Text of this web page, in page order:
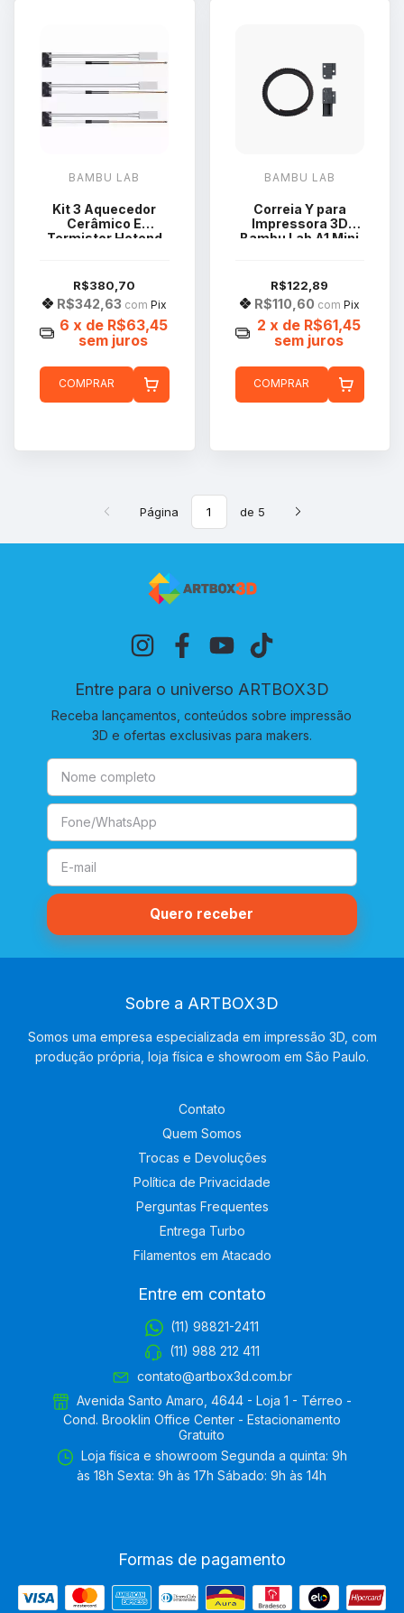
BAMBU LAB
Kit 3 Aquecedor
Cerâmico E
Termistor Hotend
R$380,70
R$342,63 com Pix
6 x de R$63,45
sem juros
COMPRAR
BAMBU LAB
Correia Y para
Impressora 3D
Bambu Lab A1 Mini
R$122,89
R$110,60 com Pix
2 x de R$61,45
sem juros
COMPRAR
Página de 5
Entre para o universo ARTBOX3D
Receba lançamentos, conteúdos sobre impressão
3D e ofertas exclusivas para makers.
Sobre a ARTBOX3D
Somos uma empresa especializada em impressão 3D, com
produção própria, loja física e showroom em São Paulo.
Contato
Quem Somos
Trocas e Devoluções
Política de Privacidade
Perguntas Frequentes
Entrega Turbo
Filamentos em Atacado
Entre em contato
(11) 98821-2411
(11) 988 212 411
contato@artbox3d.com.br
Avenida Santo Amaro, 4644 - Loja 1 - Térreo -
Cond. Brooklin Office Center - Estacionamento
Gratuito
Loja física e showroom Segunda a quinta: 9h
às 18h Sexta: 9h às 17h Sábado: 9h às 14h
Formas de pagamento